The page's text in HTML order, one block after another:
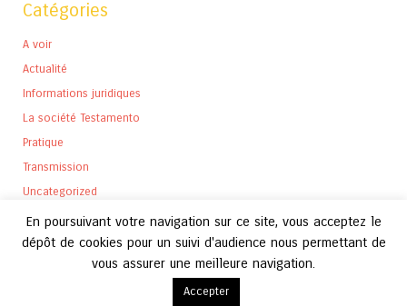
Catégories
A voir
Actualité
Informations juridiques
La société Testamento
Pratique
Transmission
Uncategorized
En poursuivant votre navigation sur ce site, vous acceptez le
dépôt de cookies pour un suivi d'audience nous permettant de
vous assurer une meilleure navigation.
Accepter